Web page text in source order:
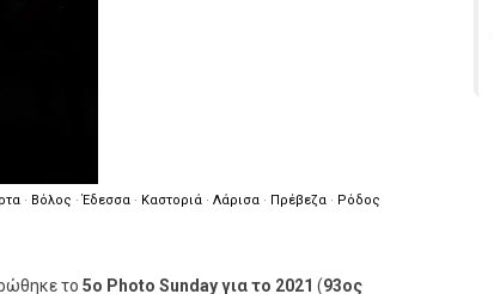
· Βόλος ·Έδεσσα · Καστοριά · Λάρισα · Πρέβεζα · Ρόδος
το 5ο Photo Sunday για το 2021 (93ος